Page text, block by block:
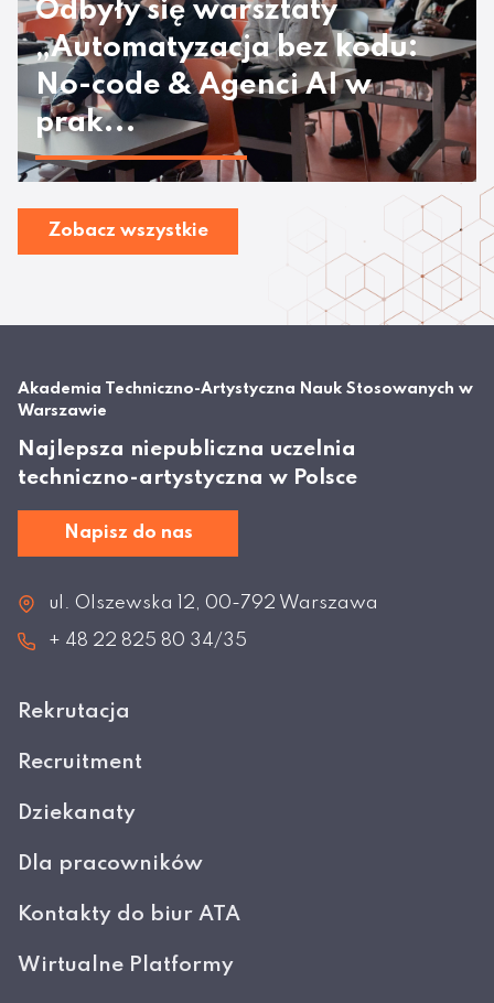
Odbyły się warsztaty
„Automatyzacja bez kodu:
No-code & Agenci AI w
prak...
Zobacz wszystkie
Akademia Techniczno-Artystyczna Nauk Stosowanych w
Warszawie
Najlepsza niepubliczna uczelnia
techniczno-artystyczna w Polsce
Napisz do nas
ul. Olszewska 12, 00-792 Warszawa
+ 48 22 825 80 34/35
Rekrutacja
Recruitment
Dziekanaty
Dla pracowników
Kontakty do biur ATA
Wirtualne Platformy